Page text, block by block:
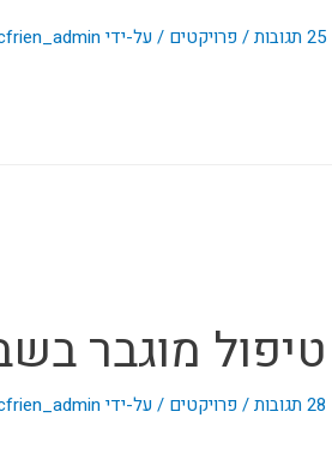
25 תגובות / פרויקטים / על-ידי
טיפול מוגבר
28 תגובות / פרויקטים / על-ידי